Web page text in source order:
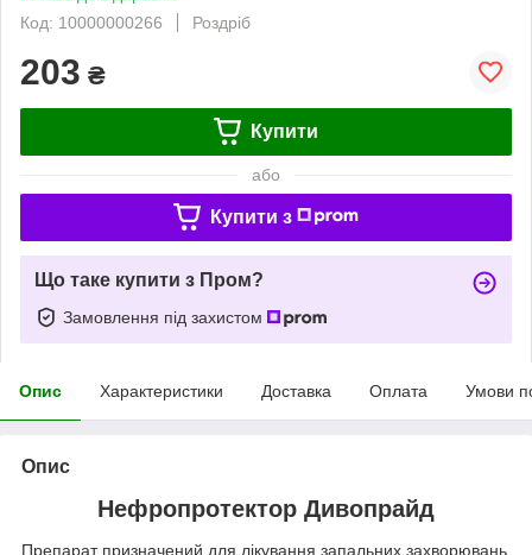
Код: 10000000266
Роздріб
203 ₴
Купити
або
Купити з
Що таке купити з Пром?
Замовлення під захистом
Опис Характеристики Доставка Оплата Умови
Опис
Нефропротектор Дивопрайд
Препарат призначений для лікування запальних захворювань